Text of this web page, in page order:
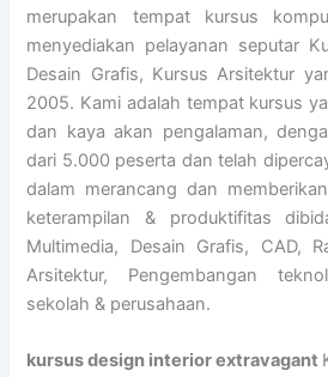
merupakan tempat kursus
menyediakan pelayanan seputar
Desain Grafis, Kursus Arsitektur
2005. Kami adalah tempat kursus
dan kaya akan pengalaman,
dari 5.000 peserta dan telah
dalam merancang dan
keterampilan & produktifitas
Multimedia, Desain Grafis, CAD,
Arsitektur, Pengembangan
sekolah & perusahaan.
kursus design interior extravagant